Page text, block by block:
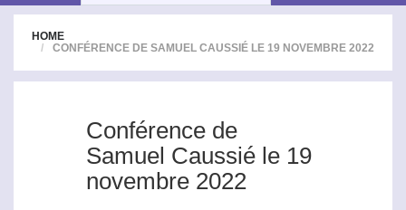
HOME
CONFÉRENCE DE SAMUEL CAUSSIÉ LE 19 NOVEMBRE 2022
Conférence de
Samuel Caussié le 19
novembre 2022